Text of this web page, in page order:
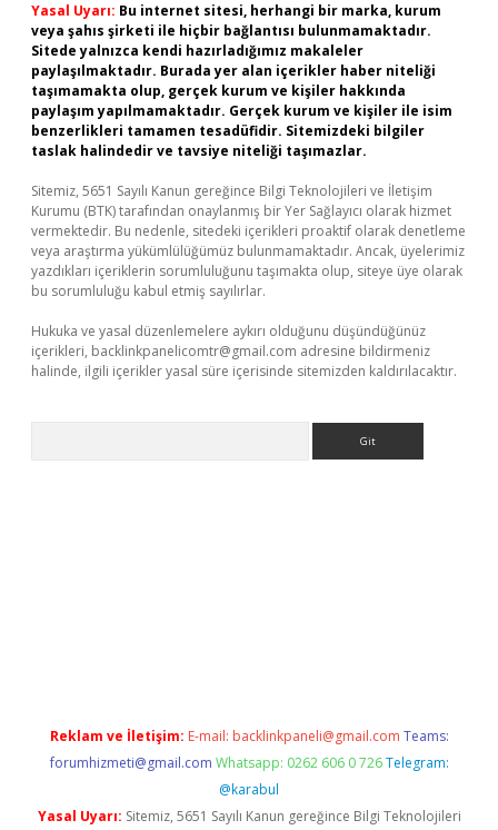
Yasal Uyarı: Bu internet sitesi, herhangi bir marka, kurum
veya şahıs şirketi ile hiçbir bağlantısı bulunmamaktadır.
Sitede yalnızca kendi hazırladığımız makaleler
paylaşılmaktadır. Burada yer alan içerikler haber niteliği
taşımamakta olup, gerçek kurum ve kişiler hakkında
paylaşım yapılmamaktadır. Gerçek kurum ve kişiler ile isim
benzerlikleri tamamen tesadüfidir. Sitemizdeki bilgiler
taslak halindedir ve tavsiye niteliği taşımazlar.
Sitemiz, 5651 Sayılı Kanun gereğince Bilgi Teknolojileri ve İletişim
Kurumu (BTK) tarafından onaylanmış bir Yer Sağlayıcı olarak hizmet
vermektedir. Bu nedenle, sitedeki içerikleri proaktif olarak denetleme
veya araştırma yükümlülüğümüz bulunmamaktadır. Ancak, üyelerimiz
yazdıkları içeriklerin sorumluluğunu taşımakta olup, siteye üye olarak
bu sorumluluğu kabul etmiş sayılırlar.
Hukuka ve yasal düzenlemelere aykırı olduğunu düşündüğünüz
içerikleri, backlinkpanelicomtr@gmail.com adresine bildirmeniz
halinde, ilgili içerikler yasal süre içerisinde sitemizden kaldırılacaktır.
Reklam ve İletişim: E-mail: backlinkpaneli@gmail.com Teams:
forumhizmeti@gmail.com Whatsapp: 0262 606 0 726 Telegram:
@karabul
Yasal Uyarı: Sitemiz, 5651 Sayılı Kanun gereğince Bilgi Teknolojileri